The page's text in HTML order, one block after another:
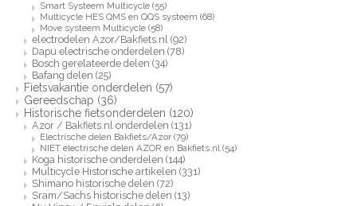
Smart Systeem Multicycle (55)
Multicycle HES QMS en QQS systeem (68)
Move systeem Multicycle (58)
electrodelen Azor/Bakfiets.nl (92)
Dapu electrische onderdelen (78)
Bosch gerelateerde delen (34)
Bafang delen (25)
Fietsvakantie onderdelen (57)
Gereedschap (36)
Historische fietsonderdelen (120)
Azor / Bakfiets.nl onderdelen (131)
Electrische delen Bakfiets/Azor (79)
NIET electrische delen AZOR en Bakfiets.nl(54)
Koga historische onderdelen (144)
Multicycle Historische artikelen (331)
Shimano historische delen (72)
Sram/Sachs historische delen (13)